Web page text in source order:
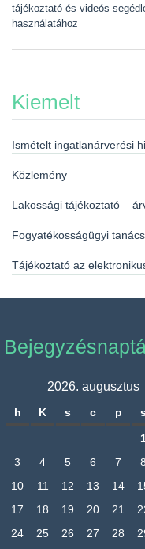
tájékoztató és videós
használatához
Kiemelt
Ismételt ingatlanárverési
Közlemény
Lakossági tájékoztató –
Fogyatékosságügyi
Tájékoztató az
2026. augusztus
h K s c p s
3
4 5 6 7 8
10
11 12 13 14
17
18 19 20 21
24
25 26 27 28